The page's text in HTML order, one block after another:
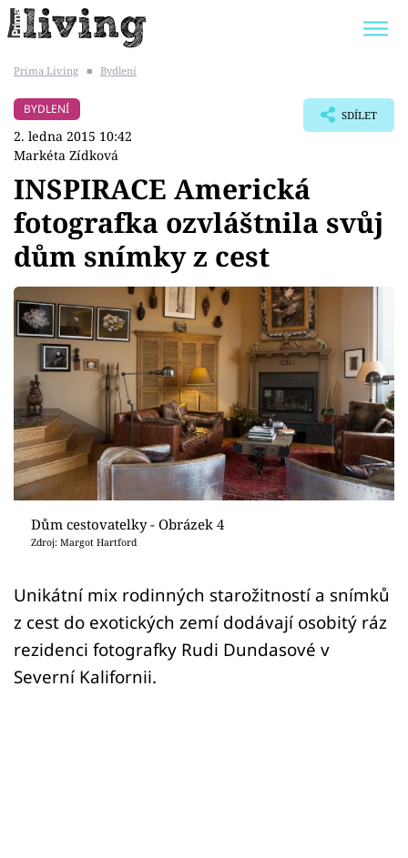
BYDLENÍ SLAVNÝCH
Témata
Bydlení
Zahrada
Design
Sledujte prima+
Přihlášení
Sledujte nás
Prima Living ■ Bydlení
BYDLENÍ
2. ledna 2015 10:42
Markéta Zídková
SDÍLET
INSPIRACE Americká
fotografka ozvláštnila svůj
dům snímky z cest
Dům cestovatelky - Obrázek 4
Zdroj: Margot Hartford
Unikátní mix rodinných starožitností a snímků
z cest do exotických zemí dodávají osobitý ráz
rezidenci fotografky Rudi Dundasové v
Severní Kalifornii.